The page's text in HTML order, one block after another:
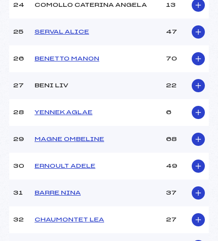
24 COMOLLO CATERINA ANGELA 13
25 SERVAL ALICE 47
26 BENETTO MANON 70
27 BENI LIV 22
28 YENNEK AGLAE 6
29 MAGNE OMBELINE 68
30 ERNOULT ADELE 49
31 BARRE NINA 37
32 CHAUMONTET LEA 27